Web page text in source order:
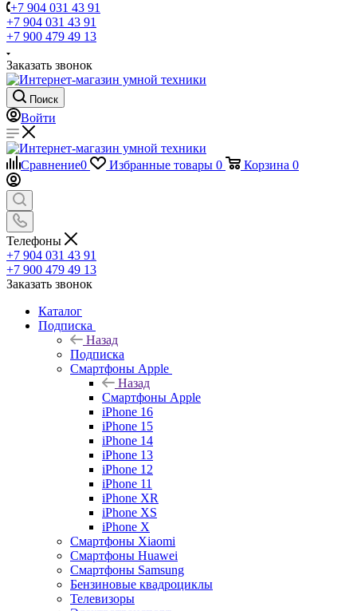
+7 904 031 43 91
+7 904 031 43 91
+7 900 479 49 13
Заказать звонок
Поиск
Войти
Сравнение0 Избранные товары 0 Корзина 0
Телефоны
+7 904 031 43 91
+7 900 479 49 13
Заказать звонок
Каталог
Подписка
Назад
Подписка
Смартфоны Apple
Назад
Смартфоны Apple
iPhone 16
iPhone 15
iPhone 14
iPhone 13
iPhone 12
iPhone 11
iPhone XR
iPhone XS
iPhone X
Смартфоны Xiaomi
Смартфоны Huawei
Смартфоны Samsung
Бензиновые квадроциклы
Телевизоры